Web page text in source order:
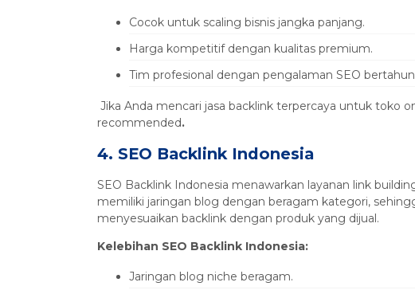
Cocok untuk scaling bisnis jangka panjang.
Harga kompetitif dengan kualitas premium.
Tim profesional dengan pengalaman SEO
Jika Anda mencari jasa backlink terpercaya untuk toko
recommended.
4. SEO Backlink Indonesia
SEO Backlink Indonesia menawarkan layanan link
memiliki jaringan blog dengan beragam kategori,
menyesuaikan backlink dengan produk yang dijual.
Kelebihan SEO Backlink Indonesia:
Jaringan blog niche beragam.